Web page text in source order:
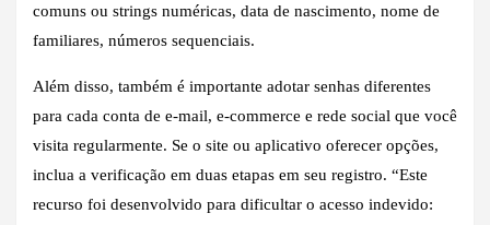
comuns ou strings numéricas, data de nascimento, nome de
familiares, números sequenciais.
Além disso, também é importante adotar senhas diferentes
para cada conta de e-mail, e-commerce e rede social que você
visita regularmente. Se o site ou aplicativo oferecer opções,
inclua a verificação em duas etapas em seu registro. “Este
recurso foi desenvolvido para dificultar o acesso indevido: